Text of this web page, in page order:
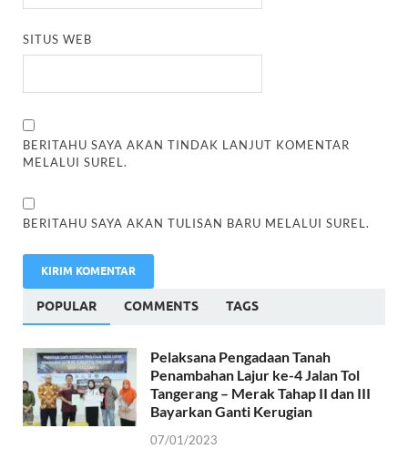
SITUS WEB
BERITAHU SAYA AKAN TINDAK LANJUT KOMENTAR
MELALUI SUREL.
BERITAHU SAYA AKAN TULISAN BARU MELALUI SUREL.
POPULAR COMMENTS TAGS
Pelaksana Pengadaan Tanah
Penambahan Lajur ke-4 Jalan Tol
Tangerang – Merak Tahap II dan III
Bayarkan Ganti Kerugian
07/01/2023